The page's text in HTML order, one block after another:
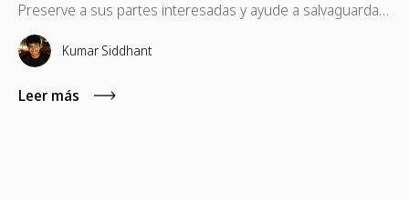
Preserve a sus partes interesadas y ayude a salvaguardar
sus intereses, que también son necesarios para su
progreso.Kumar Siddhant
Leer más